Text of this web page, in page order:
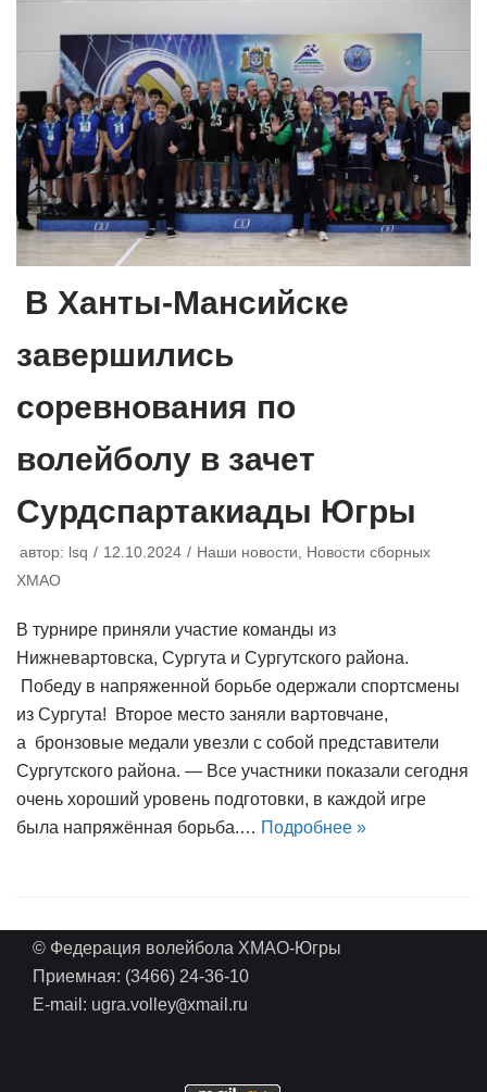
В Ханты-Мансийске
завершились
соревнования по
волейболу в зачет
Сурдспартакиады Югры
автор: lsq 12.10.2024 Наши новости
Новости сборных
ХМАО
В турнире приняли участие команды из
Нижневартовска, Сургута и Сургутского района.
Победу в напряженной борьбе одержали спортсмены
из Сургута! Второе место заняли вартовчане,
а бронзовые медали увезли с собой представители
Сургутского района. — Все участники показали сегодня
очень хороший уровень подготовки, в каждой игре
была напряжённая борьба.… Подробнее »
© Федерация волейбола ХМАО-Югры
Приемная: (3466) 24-36-10
E-mail: ugra.volley@xmail.ru